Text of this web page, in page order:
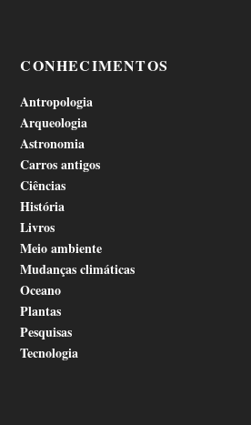
CONHECIMENTOS
Antropologia
Arqueologia
Astronomia
Carros antigos
Ciências
História
Livros
Meio ambiente
Mudanças climáticas
Oceano
Plantas
Pesquisas
Tecnologia